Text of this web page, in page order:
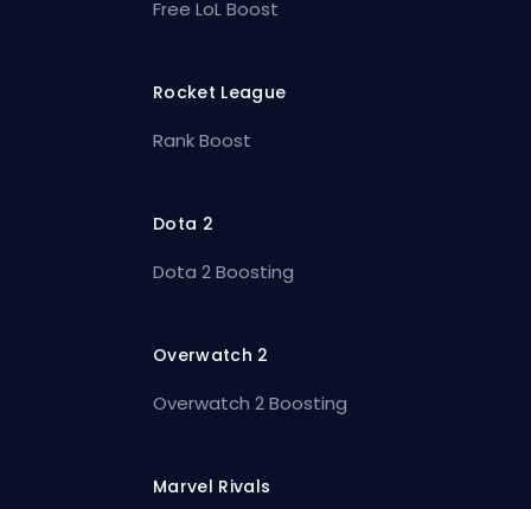
Free LoL Boost
Rocket League
Rank Boost
Dota 2
Dota 2 Boosting
Overwatch 2
Overwatch 2 Boosting
Marvel Rivals